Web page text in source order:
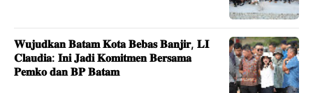
𝐖𝐮𝐣𝐮𝐝𝐤𝐚𝐧 𝐁𝐚𝐭𝐚𝐦 𝐊𝐨𝐭𝐚 𝐁𝐞𝐛𝐚𝐬 𝐁𝐚𝐧𝐣𝐢𝐫, 𝐋𝐈
𝐂𝐥𝐚𝐮𝐝𝐢𝐚: 𝐈𝐧𝐢 𝐉𝐚𝐝𝐢 𝐊𝐨𝐦𝐢𝐭𝐦𝐞𝐧 𝐁𝐞𝐫𝐬𝐚𝐦𝐚
𝐏𝐞𝐦𝐤𝐨 𝐝𝐚𝐧 𝐁𝐏 𝐁𝐚𝐭𝐚𝐦